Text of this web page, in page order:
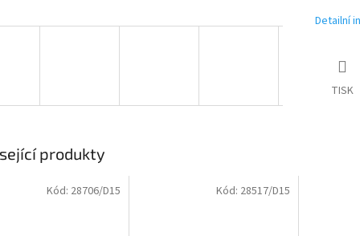
Detailní
TISK
produkty
Kód: 28706/D15 Kód: 28517/D15